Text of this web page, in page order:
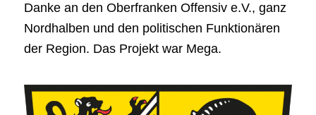
Danke an den Oberfranken Offensiv e.V., ganz
Nordhalben und den politischen Funktionären
der Region. Das Projekt war Mega.